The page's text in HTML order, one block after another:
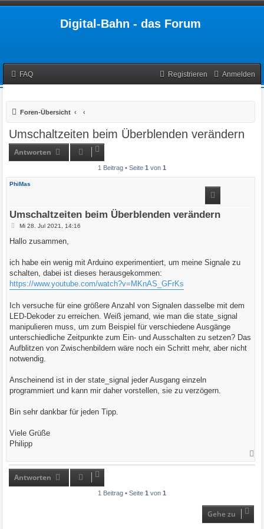
Digital-Bahn - das Forum
FAQ Anmelden
Registrieren
Foren-Übersicht
Umschaltzeiten beim Überblenden verändern
Antworten
1 Beitrag • Seite 1 von 1
PhiMas
Umschaltzeiten beim Überblenden verändern
B
i
a
Mi 28. Jul 2021, 14:16
Hallo zusammen,
ich habe ein wenig mit Arduino experimentiert, um meine Signale zu
schalten, dabei ist dieses herausgekommen:
https://www.youtube.com/watch?v=MKnAS_GFrKs
Ich versuche für eine größere Anzahl von Signalen dasselbe mit dem
LED-Dekoder zu erreichen. Weiß jemand, wie man die state_signal
manipulieren muss, um zum Beispiel für verschiedene Ausgänge
unterschiedliche Zeitpunkte zum Ein- und Ausschalten zu setzen? Das
Aufblitzen von Zwischenbildern wäre noch ein Schritt mehr, aber nicht
notwendig.
Anscheinend ist in der state_signal jeder Ausgang einzeln
programmiert und kann mir daher vorstellen, sie zu verzögern.
Bin sehr dankbar für jeden Tipp.
Viele Grüße
Philipp
Antworten
1 Beitrag • Seite 1 von 1
Gehe zu